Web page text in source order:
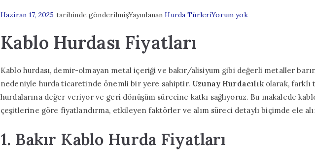
Haziran 17, 2025 tarihinde gönderilmişYayınlananHurda TürleriYorum yokKablo
Kablo Hurdası Fiyatları
Kablo hurdası, demir-olmayan metal içeriği ve bakır/alisiyum gibi değerli metaller
nedeniyle hurda ticaretinde önemli bir yere sahiptir. Uzunay Hurdacılıkolarak, farklı
hurdalarına değer veriyor ve geri dönüşüm sürecine katkı sağlıyoruz. Bu makalede
çeşitlerine göre fiyatlandırma, etkileyen faktörler ve alım süreci detaylı biçimde ele
1. Bakır Kablo Hurda Fiyatları